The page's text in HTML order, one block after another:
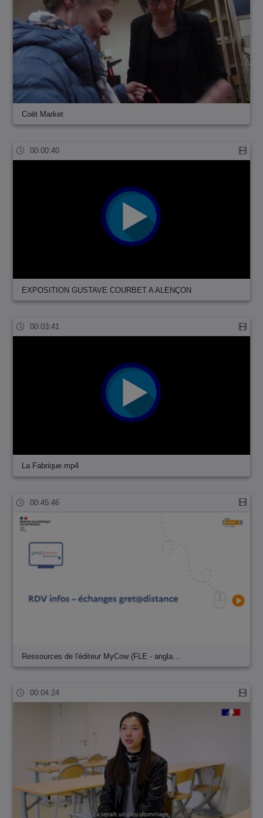
Coët Market
00:00:40
EXPOSITION GUSTAVE COURBET A ALENÇON
00:03:41
La Fabrique.mp4
00:45:46
Ressources de l'éditeur MyCow (FLE - angla…
00:04:24